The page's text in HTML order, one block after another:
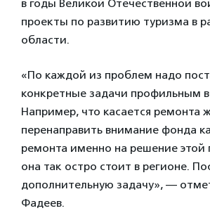
в годы Великой Отечественной
проекты по развитию туризма в
области.
«По каждой из проблем надо
конкретные задачи профильным
Например, что касается ремонта
перенаправить внимание фонда
ремонта именно на решение этой
она так остро стоит в регионе.
дополнительную задачу», —
Фадеев.